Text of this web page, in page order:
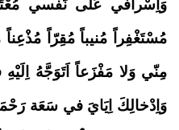
وَاِسْرافي عَلى نَفْسي
مُسْتَغْفِراً مُنيباً مُقِرّاً
مِنّي وَلا مَفْزَعاً اَتَوَجَّهُ
وَاِدْخالِكَ اِيَايَ في سَعَة